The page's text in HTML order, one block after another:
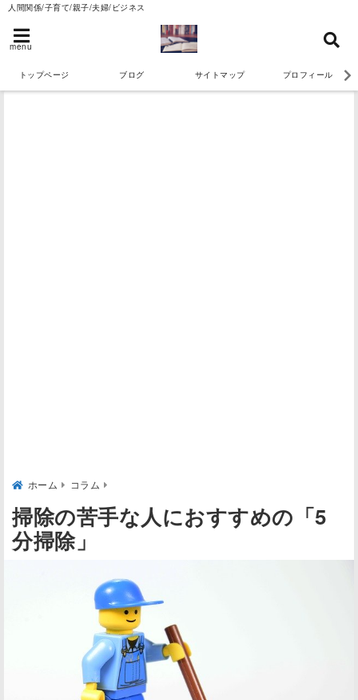
人間関係/子育て/親子/夫婦/ビジネス
menu
トップページ ブログ サイトマップ プロフィール
ホーム コラム
掃除の苦手な人におすすめの「5
分掃除」